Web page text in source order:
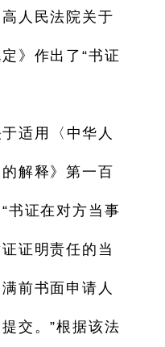
人民法院关于
》作出了“书证
适用〈中华人
解释》第一百
书证在对方当事
证明责任的当
前书面申请人
交。”根据该法